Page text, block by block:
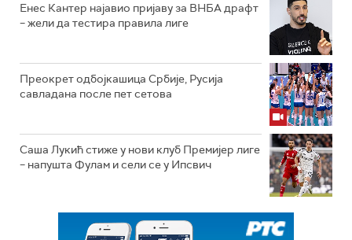
Енес Кантер најавио пријаву за ВНБА драфт
– жели да тестира правила лиге
Преокрет одбојкашица Србије, Русија
савладана после пет сетова
Саша Лукић стиже у нови клуб Премијер лиге
– напушта Фулам и сели се у Ипсвич